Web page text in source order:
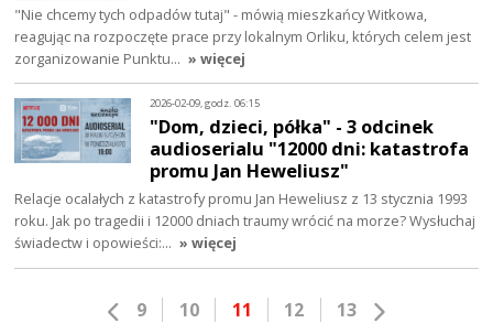
"Nie chcemy tych odpadów tutaj" - mówią mieszkańcy Witkowa,
reagując na rozpoczęte prace przy lokalnym Orliku, których celem jest
zorganizowanie Punktu… » więcej
2026-02-09, godz. 06:15
"Dom, dzieci, półka" - 3 odcinek
audioserialu "12000 dni: katastrofa
promu Jan Heweliusz"
Relacje ocalałych z katastrofy promu Jan Heweliusz z 13 stycznia 1993
roku. Jak po tragedii i 12000 dniach traumy wrócić na morze? Wysłuchaj
świadectw i opowieści:… » więcej
9 10 11 12 13